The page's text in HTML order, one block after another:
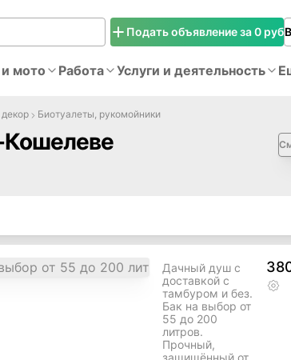
Подать объявление за 0 руб
мото Работа Услуги и деятельность
Биотуалеты, рукомойники
Кошелеве
Дачный душ с
доставкой с
тамбуром и без.
Бак на выбор от
55 до 200
литров.
Прочный,